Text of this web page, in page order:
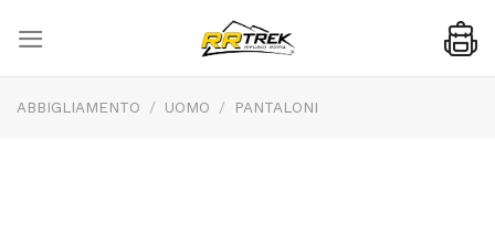
content
ABBIGLIAMENTO / UOMO / PANTALONI